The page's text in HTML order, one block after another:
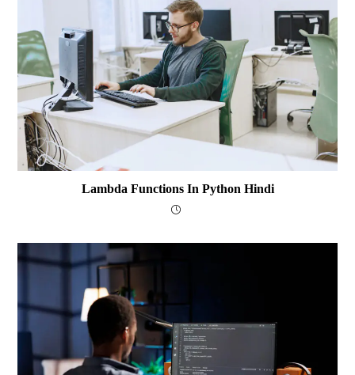
Lambda Functions In Python Hindi